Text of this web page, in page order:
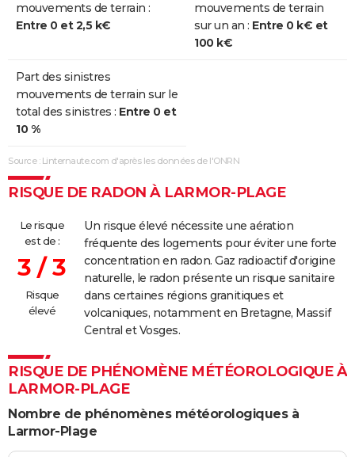
mouvements de terrain :
Entre 0 et 2,5 k€
mouvements de terrain
sur un an : Entre 0 k€ et
100 k€
Part des sinistres
mouvements de terrain sur le
total des sinistres : Entre 0 et
10 %
Source : Linternaute.com d'après les données de l'ONRN
RISQUE DE RADON À LARMOR-PLAGE
Le risque
est de :
3 / 3
Risque
élevé
Un risque élevé nécessite une aération
fréquente des logements pour éviter une forte
concentration en radon. Gaz radioactif d'origine
naturelle, le radon présente un risque sanitaire
dans certaines régions granitiques et
volcaniques, notamment en Bretagne, Massif
Central et Vosges.
RISQUE DE PHÉNOMÈNE MÉTÉOROLOGIQUE À
LARMOR-PLAGE
Nombre de phénomènes météorologiques à
Larmor-Plage